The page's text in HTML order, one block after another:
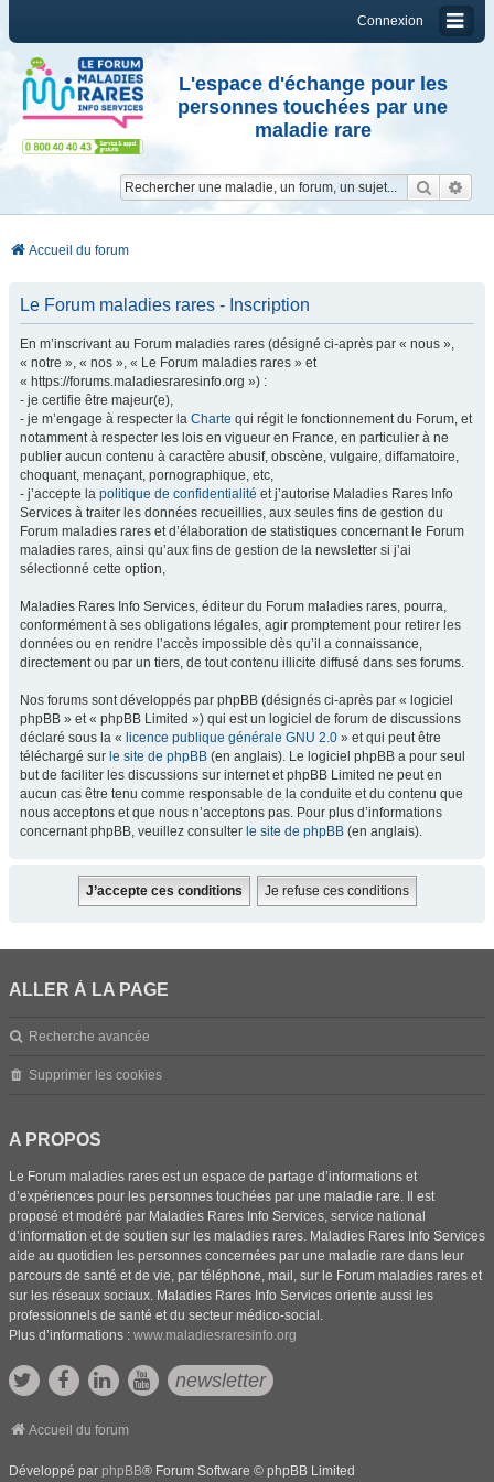
Connexion
L'espace d'échange pour les
personnes touchées par une
maladie rare
Accueil du forum
Le Forum maladies rares - Inscription
En m’inscrivant au Forum maladies rares (désigné ci-après par « nous »,
« notre », « nos », « Le Forum maladies rares » et
« https://forums.maladiesraresinfo.org ») :
- je certifie être majeur(e),
- je m’engage à respecter la Charte qui régit le fonctionnement du Forum, et
notamment à respecter les lois en vigueur en France, en particulier à ne
publier aucun contenu à caractère abusif, obscène, vulgaire, diffamatoire,
choquant, menaçant, pornographique, etc,
- j’accepte la politique de confidentialité et j’autorise Maladies Rares Info
Services à traiter les données recueillies, aux seules fins de gestion du
Forum maladies rares et d’élaboration de statistiques concernant le Forum
maladies rares, ainsi qu’aux fins de gestion de la newsletter si j’ai
sélectionné cette option,
Maladies Rares Info Services, éditeur du Forum maladies rares, pourra,
conformément à ses obligations légales, agir promptement pour retirer les
données ou en rendre l’accès impossible dès qu’il a connaissance,
directement ou par un tiers, de tout contenu illicite diffusé dans ses forums.
Nos forums sont développés par phpBB (désignés ci-après par « logiciel
phpBB » et « phpBB Limited ») qui est un logiciel de forum de discussions
déclaré sous la « licence publique générale GNU 2.0 » et qui peut être
téléchargé sur le site de phpBB (en anglais). Le logiciel phpBB a pour seul
but de faciliter les discussions sur internet et phpBB Limited ne peut en
aucun cas être tenu comme responsable de la conduite et du contenu que
nous acceptons et que nous n’acceptons pas. Pour plus d’informations
concernant phpBB, veuillez consulter le site de phpBB (en anglais).
ALLER À LA PAGE
Recherche avancée
Supprimer les cookies
A PROPOS
Le Forum maladies rares est un espace de partage d’informations et
d’expériences pour les personnes touchées par une maladie rare. Il est
proposé et modéré par Maladies Rares Info Services, service national
d’information et de soutien sur les maladies rares. Maladies Rares Info Services
aide au quotidien les personnes concernées par une maladie rare dans leur
parcours de santé et de vie, par téléphone, mail, sur le Forum maladies rares et
sur les réseaux sociaux. Maladies Rares Info Services oriente aussi les
professionnels de santé et du secteur médico-social.
Plus d’informations : www.maladiesraresinfo.org
newsletter
Accueil du forum
Développé par phpBB® Forum Software © phpBB Limited